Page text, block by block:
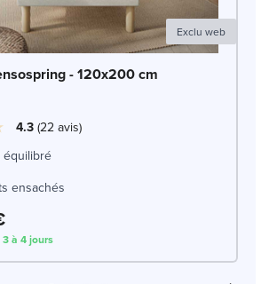
Exclu web
- 120x200 cm
4.3 22 avis
équilibré
ensachés
à 4 jours